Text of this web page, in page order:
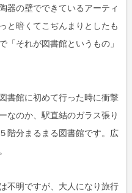
器の壁でできているアーティ
と暗くてこぢんまりとしたも
「それが図書館というもの」
書館に初めて行った時に衝撃
なのか、駅直結のガラス張り
階分まるまる図書館です。広
不明ですが、大人になり旅行